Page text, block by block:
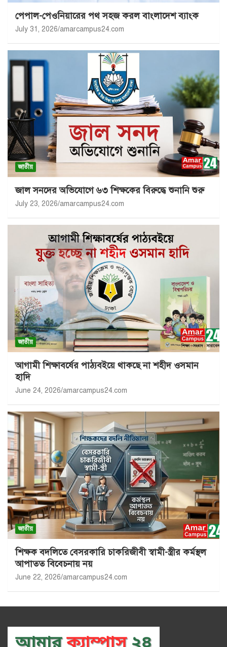
পেপাল-পেওনিয়ারের পথ সহজ করল বাংলাদেশ ব্যাংক
July 31, 2026 amarcampus24.com
জাতীয়
জাল সনদের অভিযোগে ৬৩ শিক্ষকের বিরুদ্ধে শুনানি শুরু
July 23, 2026 amarcampus24.com
জাতীয়
আগামী শিক্ষাবর্ষের পাঠ্যবইয়ে থাকছে না শহীদ ওসমান
হাদি
June 24, 2026 amarcampus24.com
জাতীয়
শিক্ষক বদলিতে বেসরকারি চাকরিজীবী স্বামী-স্ত্রীর কর্মস্থল
আপাতত বিবেচনায় নয়
June 22, 2026 amarcampus24.com